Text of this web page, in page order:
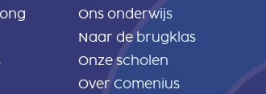
Ons onderwijs
Naar de brugklas
Onze scholen
Over Comenius